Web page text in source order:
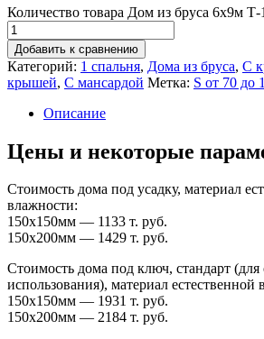
Количество товара Дом из бруса 6х9м Т-
Добавить к сравнению
Категорий: 1 спальня, Дома из бруса, С
крышей, С мансардой Метка: S от 70 до
Описание
Цены и некоторые
Стоимость дома под усадку, материал
влажности:
150х150мм — 1133 т. руб.
150х200мм — 1429 т. руб.
Стоимость дома под ключ, стандарт (для
использования), материал естественной
150х150мм — 1931 т. руб.
150х200мм — 2184 т. руб.